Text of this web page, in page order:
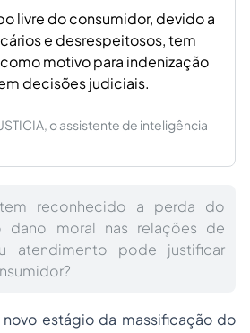
livre do consumidor, devido a
e desrespeitosos, tem
motivo para indenização
decisões judiciais.
o assistente de inteligência
reconhecido a perda do
moral nas relações de
atendimento pode justificar
novo estágio da massificação do